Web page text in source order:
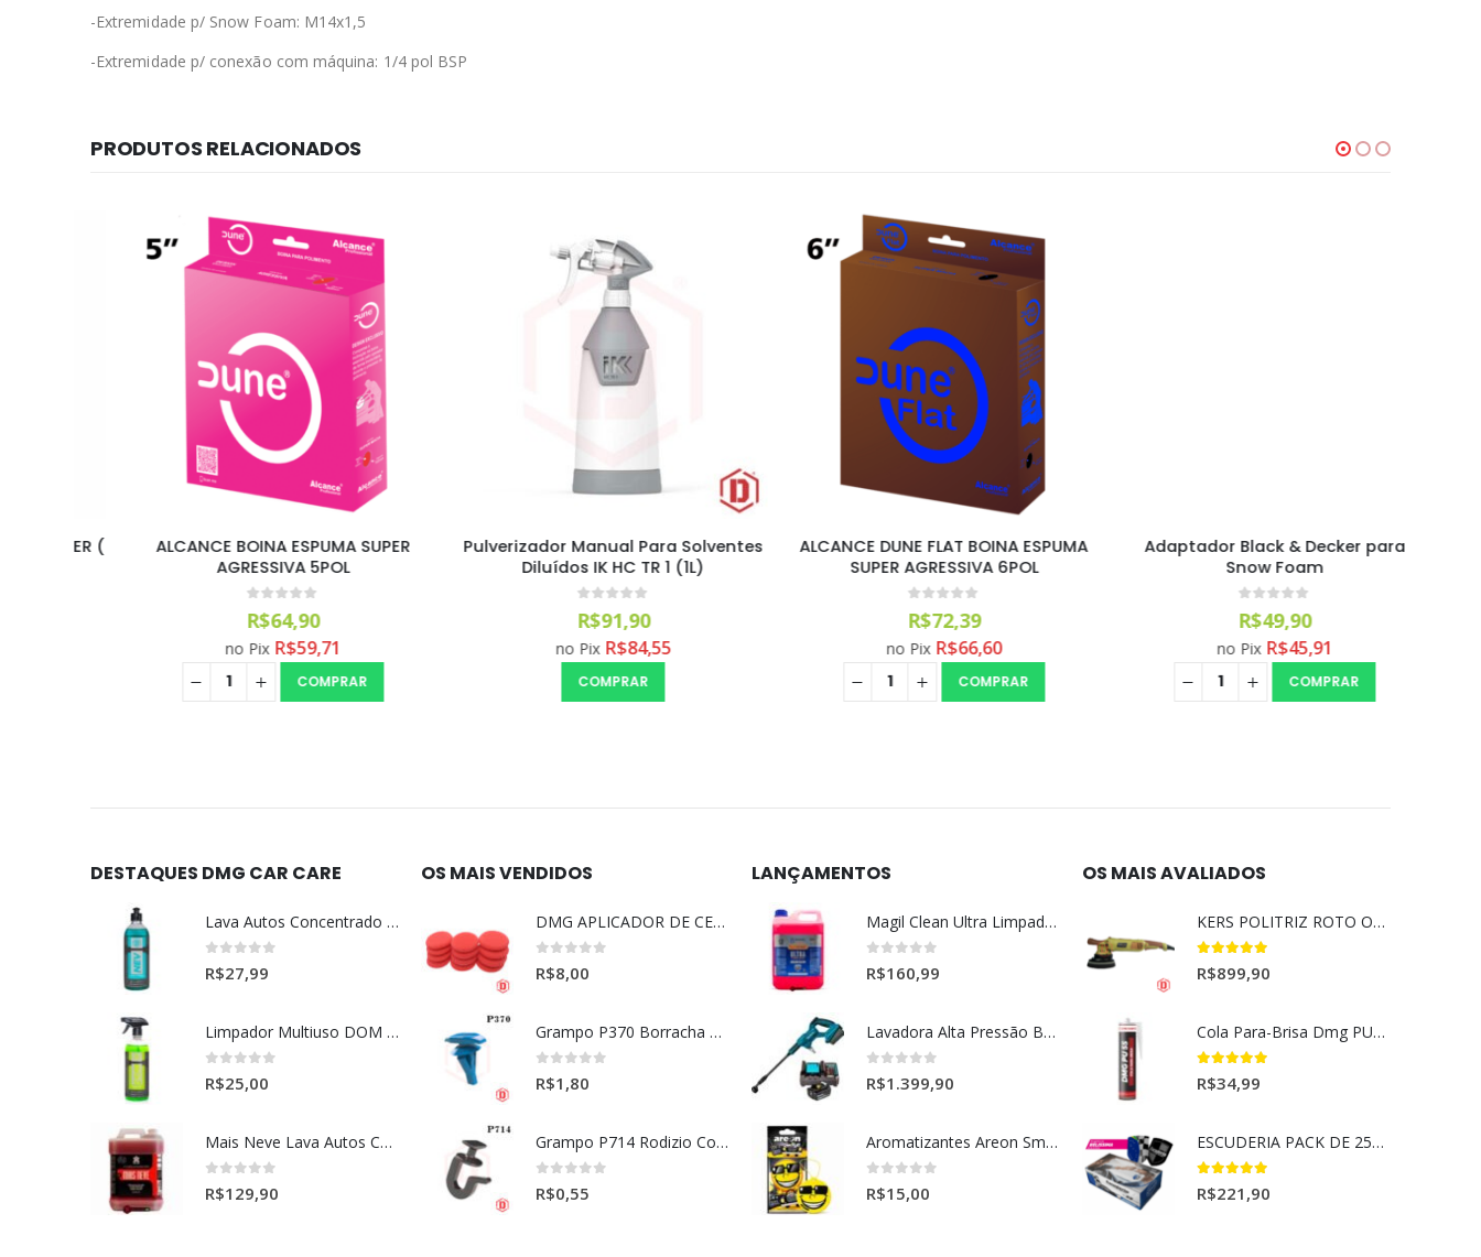
-Extremidade p/ Snow Foam: M14x1,5
-Extremidade p/ conexão com máquina: 1/4 pol BSP
PRODUTOS RELACIONADOS
ALCANCE BOINA ESPUMA SUPER
AGRESSIVA 5POL
out of 5
64,90
no Pix R$59,71
COMPRAR
Pulverizador Manual Para Solventes
Diluídos IK HC TR 1 (1L)
out of 5
91,90
no Pix R$84,55
COMPRAR
ALCANCE DUNE FLAT BOINA ESPUMA
SUPER AGRESSIVA 6POL
out of 5
72,39
no Pix R$66,60
COMPRAR
Adaptador Black & Decker para
Snow Foam
out of 5
49,90
no Pix R$45,91
COMPRAR
DESTAQUES DMG CAR CARE
Lava Autos Concentrado NEV (nevada) 1:400 (500ml)
out of 5
R$27,99
Limpador Multiuso DOM (Dominos) Dmg Pronto P/Uso (500ml)
out of 5
R$25,00
Mais Neve Lava Autos Concentrado 1:400 X-SHINE 5Litros
out of 5
R$129,90
OS MAIS VENDIDOS
DMG APLICADOR DE CERA ULTRA MACIO VERMELHO l
out of 5
R$8,00
Grampo P370 Borracha Porta (HONDA-TOYOTA)
out of 5
R$1,80
Grampo P714 Rodizio Cortina (VOLVO)
out of 5
R$0,55
LANÇAMENTOS
Magil Clean Ultra Limpador AutoClean Uso Geral 5L
out of 5
R$160,99
Lavadora Alta Pressão Bateria 18v 1bat 3a Makita Dhw180zc
out of 5
R$1.399,90
Aromatizantes Areon Smile Black Crystal (1un)
out of 5
R$15,00
OS MAIS AVALIADOS
KERS POLITRIZ ROTO ORBITAL 15MM GOLD 127V l
5.00
R$899,90
Cola Para-Brisa Dmg PU55 Secagem Rápida (400gr)
5.00
R$34,99
ESCUDERIA PACK DE 25UN BELISSIMA
5.00
R$221,90